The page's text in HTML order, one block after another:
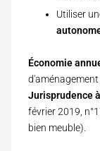
Utiliser
Économie
d'aménagement
Jurisprudence
février 2019,
bien meuble).